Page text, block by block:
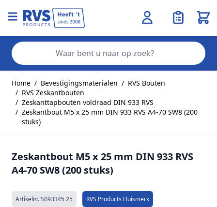
Home / Bevestigingsmaterialen / RVS Bouten
/ RVS Zeskantbouten
/ Zeskanttapbouten voldraad DIN 933 RVS
/ Zeskantbout M5 x 25 mm DIN 933 RVS A4-70 SW8 (200
stuks)
Zeskantbout M5 x 25 mm DIN 933 RVS
A4-70 SW8 (200 stuks)
Artikelnr.S093345 25 RVS Products Huismerk